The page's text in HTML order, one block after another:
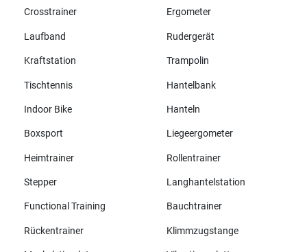
Crosstrainer
Ergometer
Laufband Rudergerät
Kraftstation Trampolin
Tischtennis Hantelbank
Indoor Bike Hanteln
Boxsport Liegeergometer
Heimtrainer Rollentrainer
Stepper Langhantelstation
Functional Training Bauchtrainer
Rückentrainer Klimmzugstange